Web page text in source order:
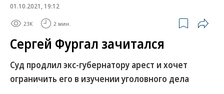
01.10.2021, 19:12
23K 2 мин.
Сергей Фургал зачитался
Суд продлил экс-губернатору арест и хочет
ограничить его в изучении уголовного дела